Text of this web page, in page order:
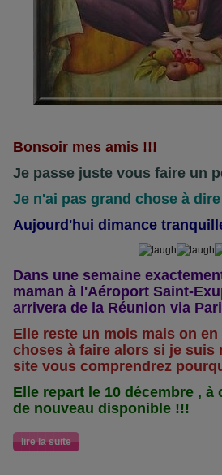
Bonsoir mes amis !!!
Je passe juste vous faire un
Je n'ai pas grand chose à
Aujourd'hui dimance
Dans une semaine
maman à l'Aéroport Saint-
arrivera de la Réunion via
Elle reste un mois mais on
choses à faire alors si je suis
site vous comprendrez
Elle repart le 10 décembre , à
de nouveau disponible !!!
lire la suite